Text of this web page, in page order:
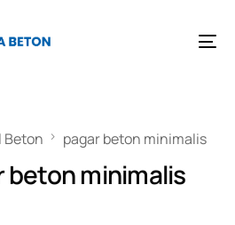
Beton pagar beton minimalis
beton minimalis